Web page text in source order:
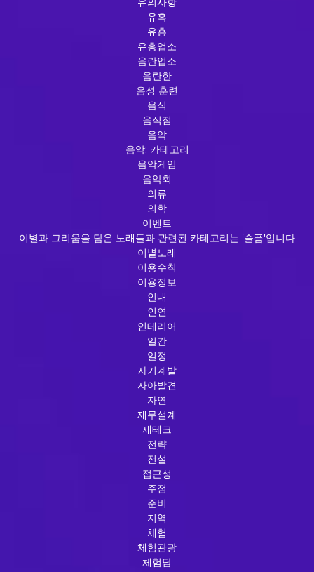
유혹
유흥
유흥업소
음란업소
음란한
음성 훈련
음식
음식점
음악
음악: 카테고리
음악게임
음악회
의류
의학
이벤트
이별과 그리움을 담은 노래들과 관련된 카테고리는 '슬픔'입니다
이별노래
이용수칙
이용정보
인내
인연
인테리어
일간
일정
자기계발
자아발견
자연
재무설계
재테크
전략
전설
접근성
주점
준비
지역
체험
체험관광
체험담